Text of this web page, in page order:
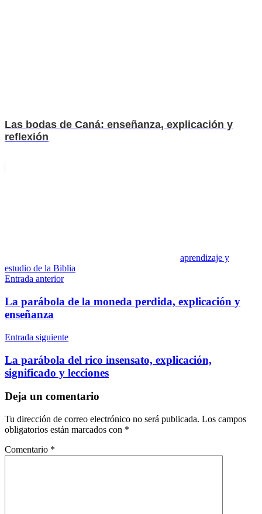
Las bodas de Caná: enseñanza, explicación y
reflexión
aprendizaje y
estudio de la Biblia
Navegación
de
entradas
Entrada anterior
La parábola de la moneda perdida, explicación y
enseñanza
Entrada siguiente
La parábola del rico insensato, explicación,
significado y lecciones
Deja un comentario
Tu dirección de correo electrónico no será publicada. Los campos
obligatorios están marcados con *
Comentario *